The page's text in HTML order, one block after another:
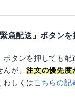
急配送」ボタンを
ボタンを押しても
んが、注文の優先度
わしくは こちらの記